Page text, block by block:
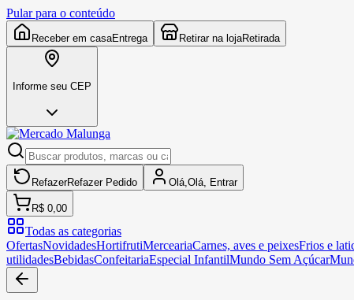
Pular para o conteúdo
Receber em casaEntrega Retirar na lojaRetirada
Informe seu CEP
RefazerRefazer Pedido Olá, Olá, Entrar
R$ 0,00
Todas as categorias
OfertasNovidadesHortifrutiMerceariaCarnes, aves e peixesFrios e
utilidadesBebidasConfeitariaEspecial InfantilMundo Sem Açúcar